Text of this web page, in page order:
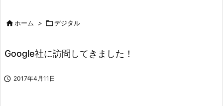
ホーム > デジタル
Google社に訪問してきました！
 2017年4月11日